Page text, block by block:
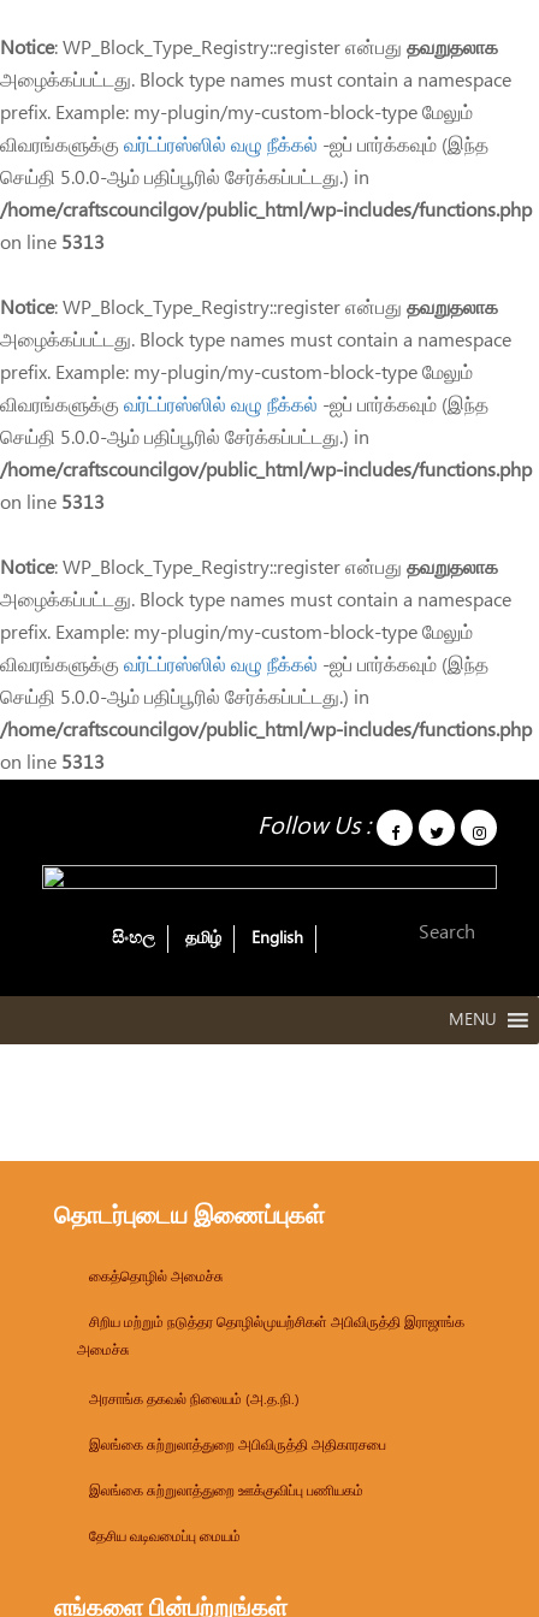
Notice: WP_Block_Type_Registry::register என்பதுதவறுதலாக
அழைக்கப்பட்டது. Block type names must contain a namespace
prefix. Example: my-plugin/my-custom-block-type மேலும்
விவரங்களுக்குவர்ட்ப்ரஸ்ஸில் வழு நீக்கல் -ஐப் பார்க்கவும் (இந்த
செய்தி 5.0.0-ஆம் பதிப்பூரில் சேர்க்கப்பட்டது.) in
/home/craftscouncilgov/public_html/wp-includes/functions.php
on line5313
Notice: WP_Block_Type_Registry::register என்பதுதவறுதலாக
அழைக்கப்பட்டது. Block type names must contain a namespace
prefix. Example: my-plugin/my-custom-block-type மேலும்
விவரங்களுக்குவர்ட்ப்ரஸ்ஸில் வழு நீக்கல் -ஐப் பார்க்கவும் (இந்த
செய்தி 5.0.0-ஆம் பதிப்பூரில் சேர்க்கப்பட்டது.) in
/home/craftscouncilgov/public_html/wp-includes/functions.php
on line5313
Notice: WP_Block_Type_Registry::register என்பதுதவறுதலாக
அழைக்கப்பட்டது. Block type names must contain a namespace
prefix. Example: my-plugin/my-custom-block-type மேலும்
விவரங்களுக்குவர்ட்ப்ரஸ்ஸில் வழு நீக்கல் -ஐப் பார்க்கவும் (இந்த
செய்தி 5.0.0-ஆம் பதிப்பூரில் சேர்க்கப்பட்டது.) in
/home/craftscouncilgov/public_html/wp-includes/functions.php
on line5313
Follow Us :
සිංහල தமிழ் English
MENU
Sales outlet_Colombo
fort_Tamil
National Crafts Council Sales outlet_Colombo fort_Tamil
தொடர்புடைய இணைப்புகள்
கைத்தொழில் அமைச்சு
சிறிய மற்றும் நடுத்தர தொழில்முயற்சிகள் அபிவிருத்தி இராஜாங்க
அமைச்சு
அரசாங்க தகவல் நிலையம் (அ.த.நி.)
இலங்கை சுற்றுலாத்துறை அபிவிருத்தி அதிகாரசபை
இலங்கை சுற்றுலாத்துறை ஊக்குவிப்பு பணியகம்
தேசிய வடிவமைப்பு மையம்
எங்களை பின்பற்றுங்கள்